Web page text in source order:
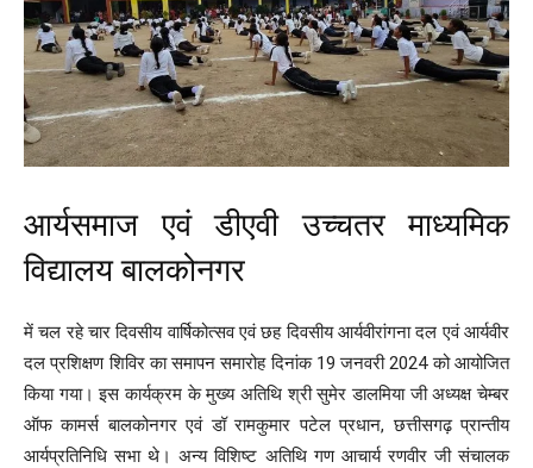
आर्यसमाज एवं डीएवी उच्चतर माध्यमिक
विद्यालय बालकोनगर
में चल रहे चार दिवसीय वार्षिकोत्सव एवं छह दिवसीय आर्यवीरांगना दल एवं आर्यवीर
दल प्रशिक्षण शिविर का समापन समारोह दिनांक 19 जनवरी 2024 को आयोजित
किया गया। इस कार्यक्रम के मुख्य अतिथि श्री सुमेर डालमिया जी अध्यक्ष चेम्बर
ऑफ कामर्स बालकोनगर एवं डॉ रामकुमार पटेल प्रधान, छत्तीसगढ़ प्रान्तीय
आर्यप्रतिनिधि सभा थे। अन्य विशिष्ट अतिथि गण आचार्य रणवीर जी संचालक